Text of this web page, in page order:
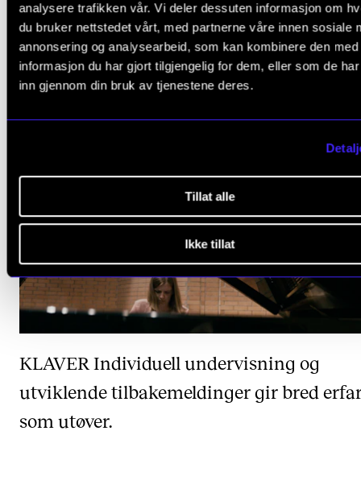
analysere trafikken vår. Vi deler dessuten informasjon om
du bruker nettstedet vårt, med partnerne våre innen sosiale
annonsering og analysearbeid, som kan kombinere den med
informasjon du har gjort tilgjengelig for dem, eller som de
inn gjennom din bruk av tjenestene deres.
Tillat alle
Ikke tillat
Sjangerbreidde og nysgjerrigheit overfor
kunstnariske uttrykk.
KLAVER Individuell undervisning og
utviklende tilbakemeldinger gir bred
som utøver.